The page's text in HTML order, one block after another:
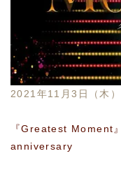
2021年11月3日（木
『Greatest Moment
anniversary